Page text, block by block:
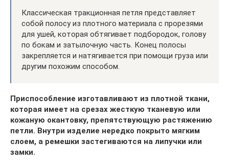
Классическая тракционная петля представляет
собой полосу из плотного материала с прорезями
для ушей, которая обтягивает подбородок, голову
по бокам и затылочную часть. Конец полосы
закрепляется и натягивается при помощи груза или
другим похожим способом.
Приспособление изготавливают из плотной ткани,
которая имеет на срезах жесткую тканевую или
кожаную окантовку, препятствующую растяжению
петли. Внутри изделие нередко покрыто мягким
слоем, а ремешки застегиваются на липучки или
замки.